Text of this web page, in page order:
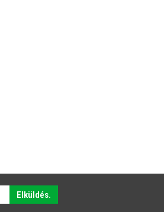
Elküldés.